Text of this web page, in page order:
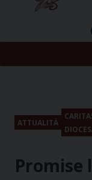
ATTUALITÀ
Promise